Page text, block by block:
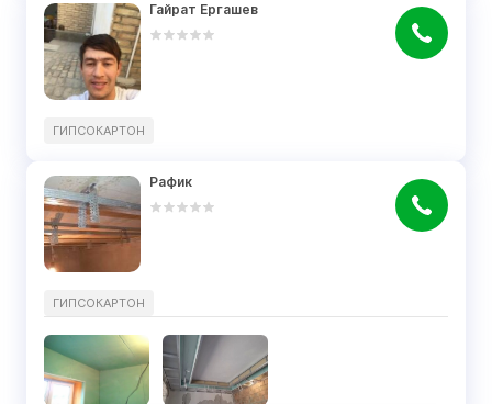
Гайрат Ергашев
ГИПСОКАРТОН
Рафик
ГИПСОКАРТОН